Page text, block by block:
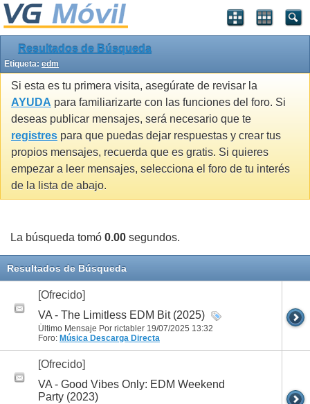
Resultados de Búsqueda
Etiqueta: edm
Si esta es tu primera visita, asegúrate de revisar la
AYUDA para familiarizarte con las funciones del foro. Si
deseas publicar mensajes, será necesario que te
registres para que puedas dejar respuestas y crear tus
propios mensajes, recuerda que es gratis. Si quieres
empezar a leer mensajes, selecciona el foro de tu interés
de la lista de abajo.
La búsqueda tomó 0.00 segundos.
Resultados de Búsqueda
[Ofrecido]
VA - The Limitless EDM Bit (2025)
Último Mensaje Por rictabler 19/07/2025 13:32
Foro: Música Descarga Directa
[Ofrecido]
VA - Good Vibes Only: EDM Weekend
Party (2023)